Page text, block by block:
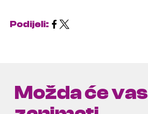
Podijeli:
Možda će vas